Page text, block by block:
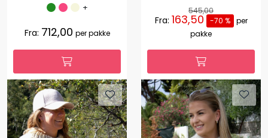
+
Fra: 712,00 per pakke
545,00
Fra: 163,50 -70 %
per
pakke